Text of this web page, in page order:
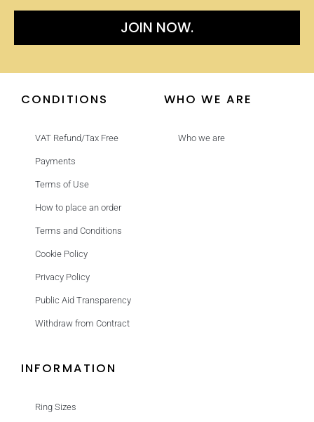
JOIN NOW.
CONDITIONS
VAT Refund/Tax Free
Payments
Terms of Use
How to place an order
Terms and Conditions
Cookie Policy
Privacy Policy
Public Aid Transparency
Withdraw from Contract
WHO WE ARE
Who we are
INFORMATION
Ring Sizes